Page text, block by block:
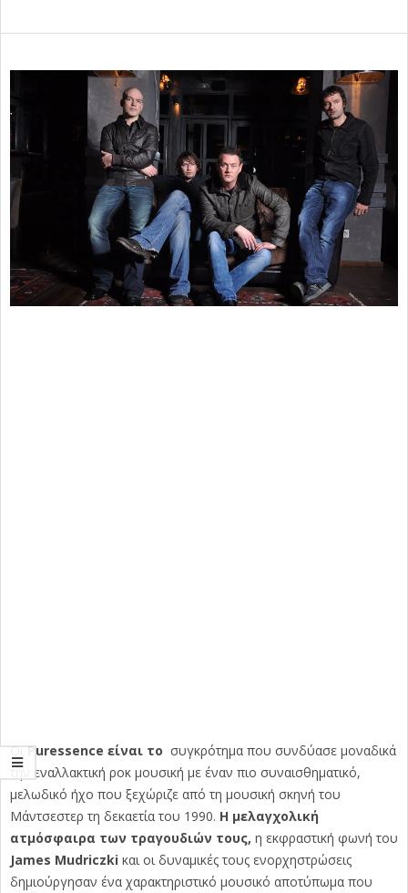
ΟιPuressence είναι το συγκρότημα που συνδύασε μοναδικά
την εναλλακτική ροκ μουσική με έναν πιο συναισθηματικό,
μελωδικό ήχο που ξεχώριζε από τη μουσική σκηνή του
Μάντσεστερ τη δεκαετία του 1990. Η μελαγχολική
ατμόσφαιρα των τραγουδιών τους, η εκφραστική φωνή του
James Mudriczki και οι δυναμικές τους ενορχηστρώσεις
δημιούργησαν ένα χαρακτηριστικό μουσικό αποτύπωμα που